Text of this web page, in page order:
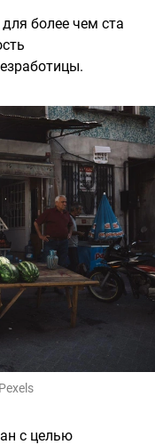
более чем ста
с целью